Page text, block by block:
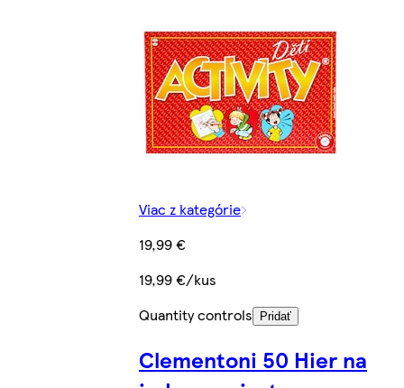
Viac z kategórie
19,99 €
19,99 €/kus
Quantity controls
Pridať
Clementoni 50 Hier na